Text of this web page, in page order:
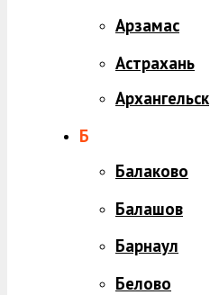
Арзамас
Астрахань
Архангельск
Б
Балаково
Балашов
Барнаул
Белово